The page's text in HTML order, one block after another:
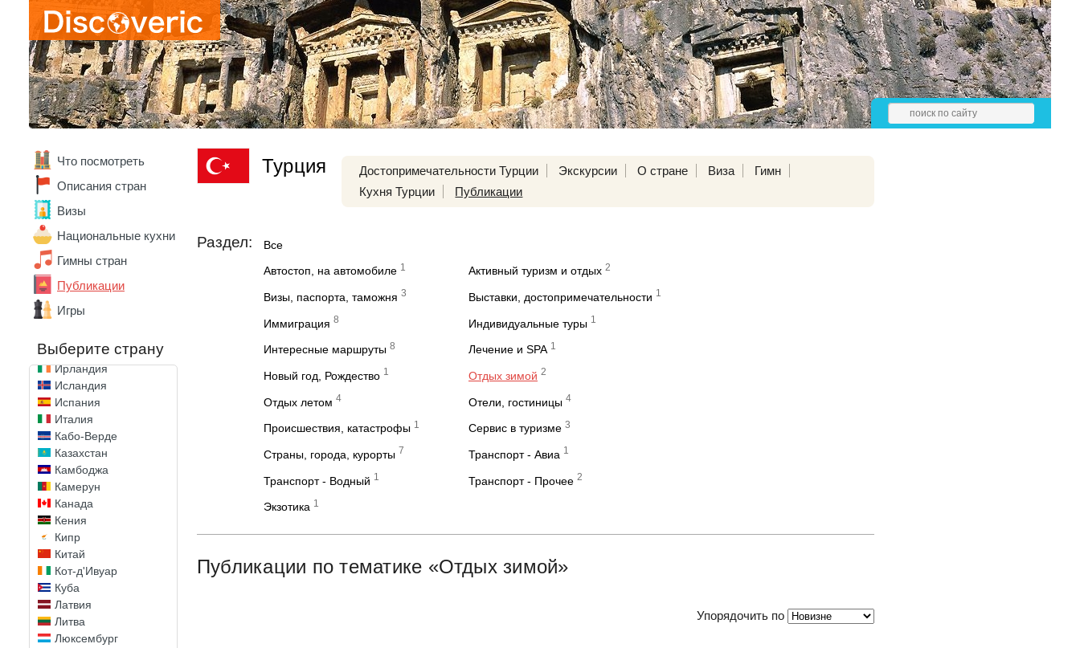
Что посмотреть
Описания стран
Визы
Национальные кухни
Гимны стран
Публикации
Игры
Выберите страну
Ватикан
Великобритания
Венгрия
Венесуэла
Вьетнам
Габон
Гана
Германия
Греция
Грузия
Доминика
Доминикана
Замбия
Зимбабве
Индия
Иордания
Ирландия
Исландия
Испания
Италия
Кабо-Верде
Казахстан
Камбоджа
Камерун
Канада
Кения
Кипр
Китай
Кот-д'Ивуар
Куба
Латвия
Литва
Люксембург
Турция Достопримечательности Турции Экскурсии О стране Виза
Гимн
Кухня Турции
Публикации
Раздел: Все
Автостоп, на автомобиле 1 Активный туризм и отдых 2
Визы, паспорта, таможня 3 Выставки, достопримечательности 1
Иммиграция 8 Индивидуальные туры 1
Интересные маршруты 8 Лечение и SPA 1
Новый год, Рождество 1 Отдых зимой 2
Отдых летом 4 Отели, гостиницы 4
Происшествия, катастрофы 1 Сервис в туризме 3
Страны, города, курорты 7 Транспорт - Авиа 1
Транспорт - Водный 1 Транспорт - Прочее 2
Экзотика 1
Публикации по тематике «Отдых зимой»
Упорядочить по